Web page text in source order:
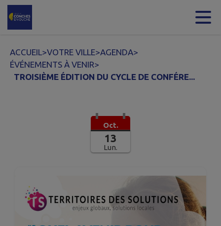
Contenu
ACCUEIL>VOTRE VILLE>AGENDA>
ÉVÉNEMENTS À VENIR>
TROISIÈME ÉDITION DU CYCLE DE CONFÉRE...
Oct.
13
Lun.